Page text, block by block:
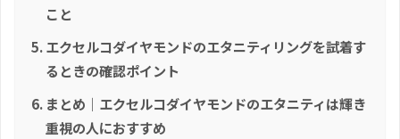
こと
エクセルコダイヤモンドのエタニティリングを試着す
るときの確認ポイント
まとめ｜エクセルコダイヤモンドのエタニティは輝き
重視の人におすすめ